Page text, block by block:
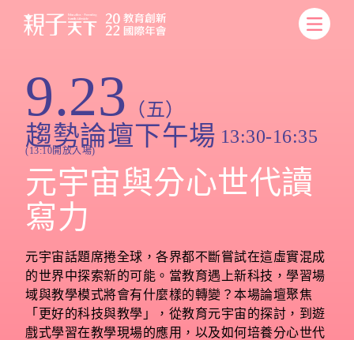
9.23 （五）
趨勢論壇下午場 13:30-16:35
(13:10開放入場)
元宇宙與分心世代讀
寫力
元宇宙話題席捲全球，各界都不斷嘗試在這虛實混成
的世界中探索新的可能。當教育遇上新科技，學習場
域與教學模式將會有什麼樣的轉變？本場論壇聚焦
「更好的科技與教學」，從教育元宇宙的探討，到遊
戲式學習在教學現場的應用，以及如何培養分心世代